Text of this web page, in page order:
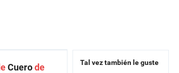
Cuerode
Tal vez también le guste